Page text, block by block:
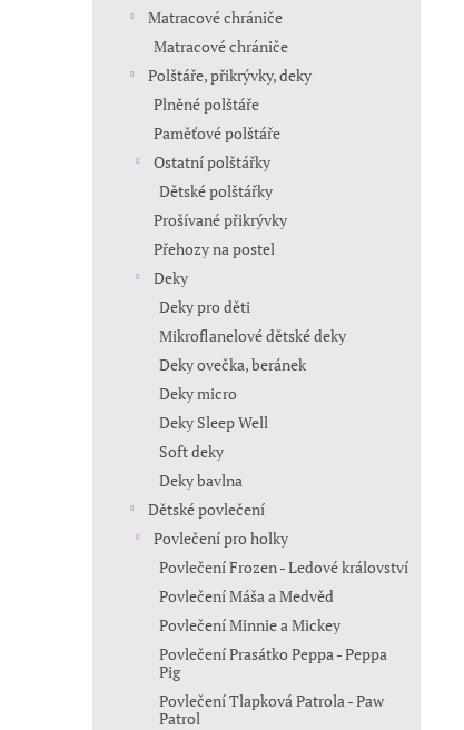
Matracové chrániče
Matracové chrániče
Polštáře, přikrývky, deky
Plněné polštáře
Paměťové polštáře
Ostatní polštářky
Dětské polštářky
Prošívané přikrývky
Přehozy na postel
Deky
Deky pro děti
Mikroflanelové dětské deky
Deky ovečka, beránek
Deky micro
Deky Sleep Well
Soft deky
Deky bavlna
Dětské povlečení
Povlečení pro holky
Povlečení Frozen - Ledové království
Povlečení Máša a Medvěd
Povlečení Minnie a Mickey
Povlečení Prasátko Peppa - Peppa
Pig
Povlečení Tlapková Patrola - Paw
Patrol